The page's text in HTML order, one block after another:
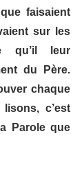
faisaient
sur les
qu’il leur
du Père.
chaque
c’est
Parole que